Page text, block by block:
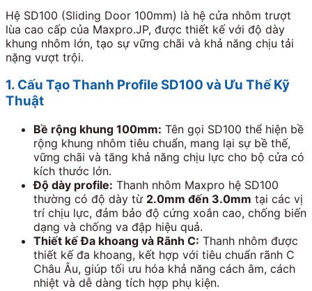
Hệ SD100 (Sliding Door 100mm) là hệ cửa nhôm trượt
lùa cao cấp của Maxpro.JP, được thiết kế với độ dày
khung nhôm lớn, tạo sự vững chãi và khả năng chịu tải
nặng vượt trội.
1. Cấu Tạo Thanh Profile SD100 và Ưu Thế Kỹ
Thuật
Bề rộng khung 100mm: Tên gọi SD100 thể hiện bề
rộng khung nhôm tiêu chuẩn, mang lại sự bề thế,
vững chãi và tăng khả năng chịu lực cho bộ cửa có
kích thước lớn.
Độ dày profile: Thanh nhôm Maxpro hệ SD100
thường có độ dày từ 2.0mm đến 3.0mm tại các vị
trí chịu lực, đảm bảo độ cứng xoắn cao, chống biến
dạng và chống va đập hiệu quả.
Thiết kế Đa khoang và Rãnh C: Thanh nhôm được
thiết kế đa khoang, kết hợp với tiêu chuẩn rãnh C
Châu Âu, giúp tối ưu hóa khả năng cách âm, cách
nhiệt và dễ dàng tích hợp phụ kiện.